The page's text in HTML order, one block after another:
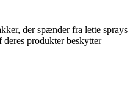
der spænder fra lette sprays
produkter beskytter